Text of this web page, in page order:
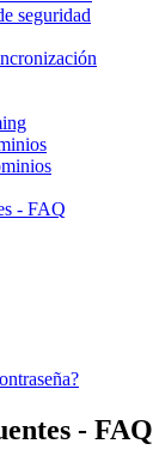
seguridad
- FAQ
- FAQ